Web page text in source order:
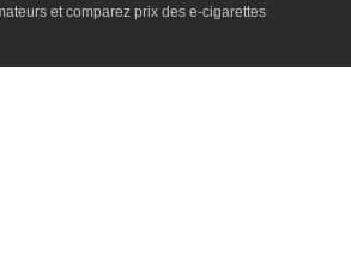
et comparez prix des e-cigarettes